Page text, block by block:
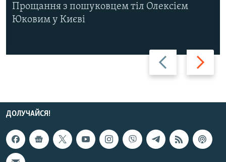
Назад Вперед
Прощання з пошуковцем тіл Олексієм
Юковим у Києві
ДОЛУЧАЙСЯ!